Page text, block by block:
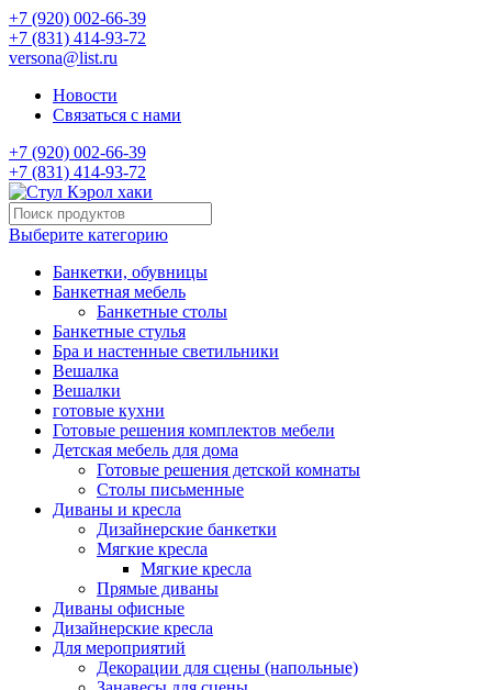
+7 (920) 002-66-39
+7 (831) 414-93-72
versona@list.ru
Новости
Связаться с нами
+7 (920) 002-66-39
+7 (831) 414-93-72
Выберите категорию
Банкетки, обувницы
Банкетная мебель
Банкетные столы
Банкетные стулья
Бра и настенные светильники
Вешалка
Вешалки
готовые кухни
Готовые решения комплектов мебели
Детская мебель для дома
Готовые решения детской комнаты
Столы письменные
Диваны и кресла
Дизайнерские банкетки
Мягкие кресла
Мягкие кресла
Прямые диваны
Диваны офисные
Дизайнерские кресла
Для мероприятий
Декорации для сцены (напольные)